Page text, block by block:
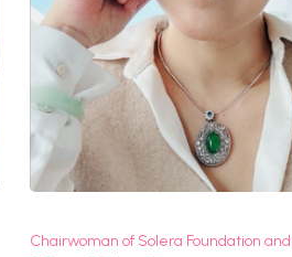
Chairwoman of Solera Foundation